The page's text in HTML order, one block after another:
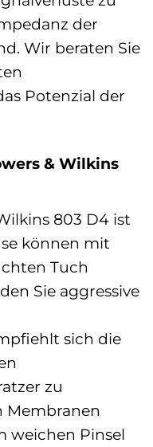
der
Wir beraten Sie
Potenzial der
& Wilkins
803 D4 ist
können mit
Tuch
Sie aggressive
sich die
zu
Membranen
weichen Pinsel